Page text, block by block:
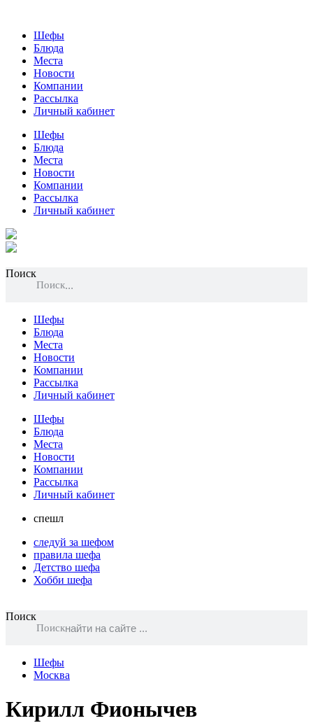
Шефы
Блюда
Места
Новости
Компании
Рассылка
Личный кабинет
Шефы
Блюда
Места
Новости
Компании
Рассылка
Личный кабинет
Поиск
Поиск
Шефы
Блюда
Места
Новости
Компании
Рассылка
Личный кабинет
Шефы
Блюда
Места
Новости
Компании
Рассылка
Личный кабинет
спешл
следуй за шефом
правила шефа
Детство шефа
Хобби шефа
Поиск
Поиск
Шефы
Москва
Кирилл Фионычев